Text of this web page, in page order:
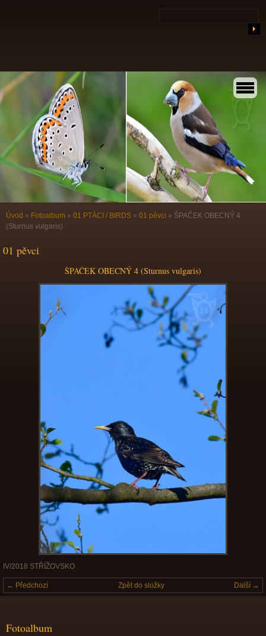
Úvod » Fotoalbum » 01 PTÁCI / BIRDS » 01 pěvci » ŠPAČEK OBECNÝ 4
(Sturnus vulgaris)
01 pěvci
ŠPAČEK OBECNÝ 4 (Sturnus vulgaris)
IV/2018 STŘÍŽOVSKO
← Předchozí Další →
Zpět do složky
Fotoalbum